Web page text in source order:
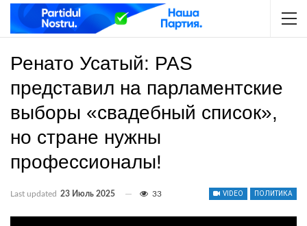
Ренато Усатый: PAS
представил на парламентские
выборы «свадебный список»,
но стране нужны
профессионалы!
VIDEO ПОЛИТИКА
Last updated 23 Июль 2025 33